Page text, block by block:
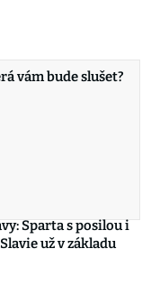
vám bude slušet?
Sparta s posilou i
už v základu